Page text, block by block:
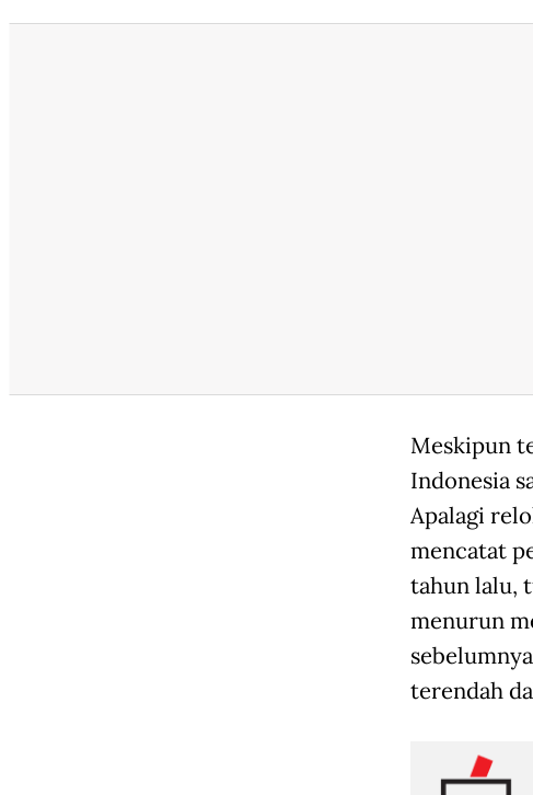
Meskipun
Indonesia
Apalagi
mencatat
tahun lalu,
menurun
terendah